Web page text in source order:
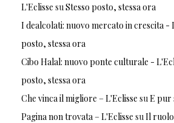
L'Eclisse suStesso posto, stessa ora
I dealcolati: nuovo mercato in crescita -
posto, stessa ora
Cibo Halal: nuovo ponte culturale -
posto, stessa ora
Che vinca il migliore – L'Eclisse suE pur
Pagina non trovata – L'Eclisse suIl ruolo